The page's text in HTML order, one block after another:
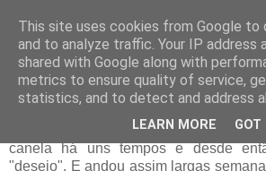
09 agosto 2017
Bolo de Canela e um
cabeça? Aconteceu isso com o
canela há uns tempos e desde
"desejo". E andou assim largas
This site uses cookies from Google to
and to analyze traffic. Your IP address
shared with Google along with
metrics to ensure quality of service,
statistics, and to detect and address
LEARN MORE GOT